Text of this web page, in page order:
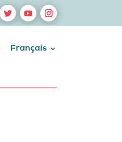
Français